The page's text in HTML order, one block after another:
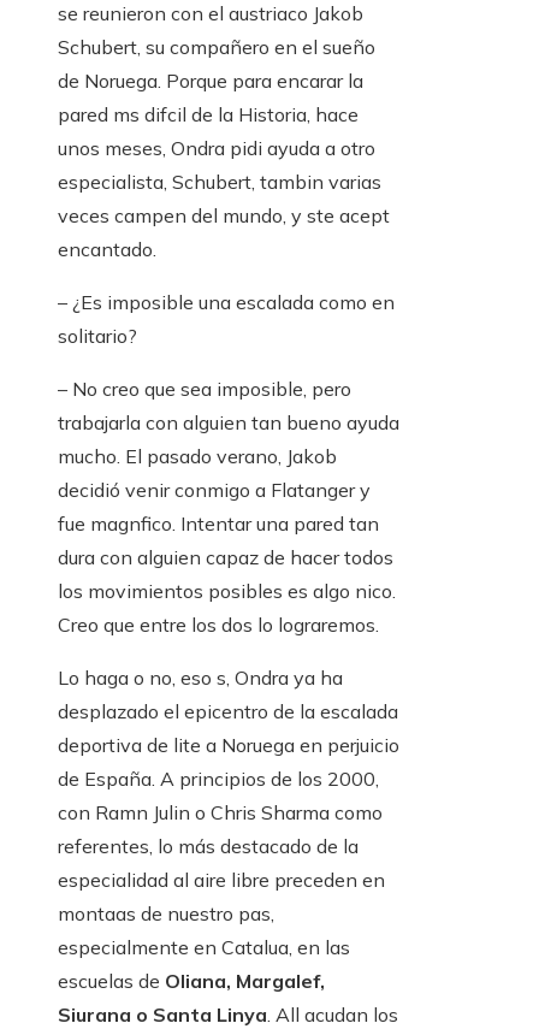
se reunieron con el austriaco Jakob
Schubert, su compañero en el sueño
de Noruega. Porque para encarar la
pared ms difcil de la Historia, hace
unos meses, Ondra pidi ayuda a otro
especialista, Schubert, tambin varias
veces campen del mundo, y ste acept
encantado.
– ¿Es imposible una escalada como en
solitario?
– No creo que sea imposible, pero
trabajarla con alguien tan bueno ayuda
mucho. El pasado verano, Jakob
decidió venir conmigo a Flatanger y
fue magnfico. Intentar una pared tan
dura con alguien capaz de hacer todos
los movimientos posibles es algo nico.
Creo que entre los dos lo lograremos.
Lo haga o no, eso s, Ondra ya ha
desplazado el epicentro de la escalada
deportiva de lite a Noruega en perjuicio
de España. A principios de los 2000,
con Ramn Julin o Chris Sharma como
referentes, lo más destacado de la
especialidad al aire libre preceden en
montaas de nuestro pas,
especialmente en Catalua, en las
escuelas de Oliana, Margalef,
Siurana o Santa Linya. All acudan los